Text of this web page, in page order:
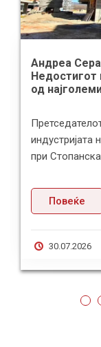
Андреа
Недостигот
од
индустријата
при
Повеќе
30.07.2026